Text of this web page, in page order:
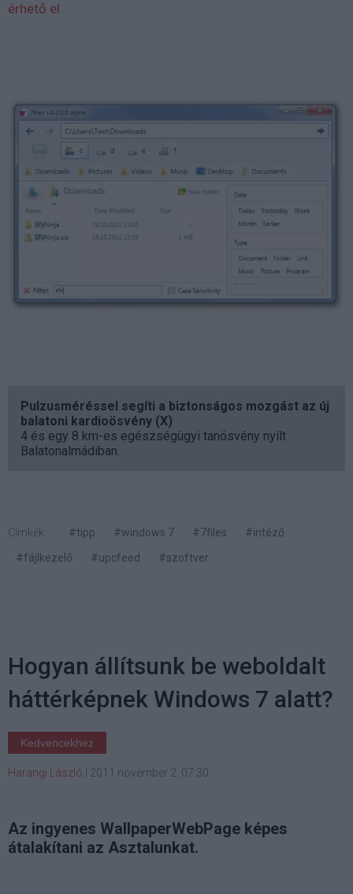
érhető el.
Pulzusméréssel segíti a biztonságos mozgást az új
balatoni kardioösvény (X)
4 és egy 8 km-es egészségügyi tanösvény nyílt
Balatonalmádiban.
Címkék: #tipp #windows 7 #7files
#intéző
#fájlkezelő
#upcfeed #szoftver
Hogyan állítsunk be weboldalt
háttérképnek Windows 7 alatt?
Kedvencekhez
Harangi László | 2011 november 2. 07:30
Az ingyenes WallpaperWebPage képes
átalakítani az Asztalunkat.